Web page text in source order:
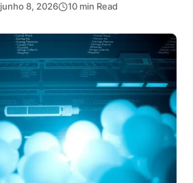
junho 8, 2026 10 min Read